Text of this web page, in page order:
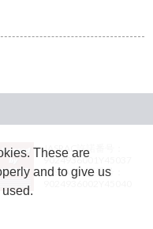
JASRAC許諾番号：
9024936001Y45037
JASRAC許諾番号：
These are
and to give us